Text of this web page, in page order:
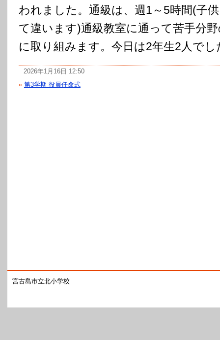
われました。通級は、週1～5時間(子
て違います)通級教室に通って苦手分
に取り組みます。今日は2年生2人でし
2026年1月16日 12:50
« 第3学期 役員任命式
宮古島市立北小学校